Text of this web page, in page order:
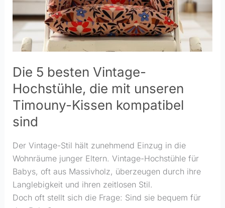
Die 5 besten Vintage-
Hochstühle, die mit unseren
Timouny-Kissen kompatibel
sind
Der Vintage-Stil hält zunehmend Einzug in die
Wohnräume junger Eltern. Vintage-Hochstühle für
Babys, oft aus Massivholz, überzeugen durch ihre
Langlebigkeit und ihren zeitlosen Stil.
Doch oft stellt sich die Frage: Sind sie bequem für